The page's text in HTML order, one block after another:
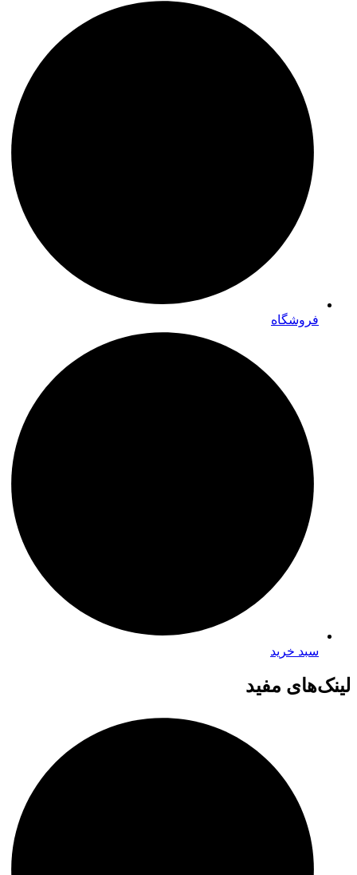
فروشگاه
سبد خرید
لینک‌های مفید